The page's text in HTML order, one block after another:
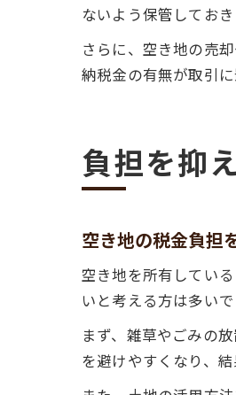
ないよう保管してお
さらに、空き地の売
納税金の有無が取引
負担を抑
空き地の税金負担
空き地を所有してい
いと考える方は多い
まず、雑草やごみの
を避けやすくなり、